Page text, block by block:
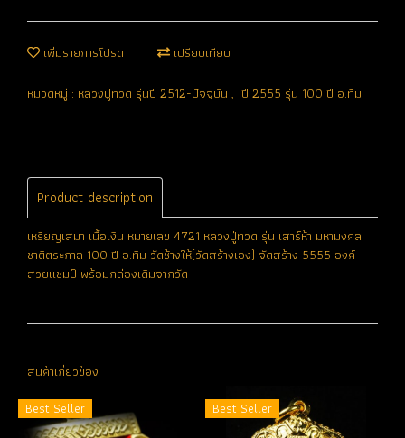
เพิ่มรายการโปรด เปรียบเทียบ
หมวดหมู่ : หลวงปู่ทวด รุ่นปี 2512-ปัจจุบัน , ปี 2555 รุ่น 100 ปี อ.ทิม
Product description
เหรียญเสมา เนื้อเงิน หมายเลข 4721 หลวงปู่ทวด รุ่น เสาร์ห้า มหามงคล
ชาติตระกาล 100 ปี อ.ทิม วัดช้างให้(วัดสร้างเอง) จัดสร้าง 5555 องค์
สวยแชมป์ พร้อมกล่องเดิมจากวัด
สินค้าเกี่ยวข้อง
Best Seller
Best Seller